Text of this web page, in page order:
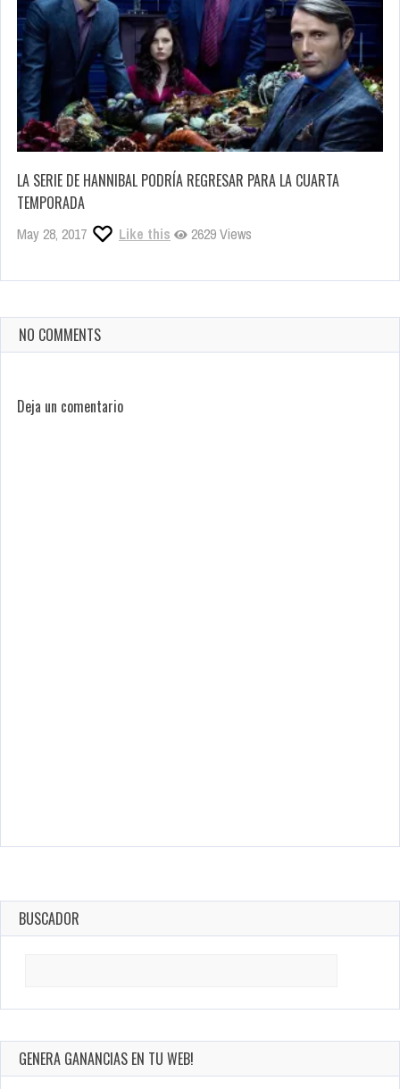
LA SERIE DE HANNIBAL PODRÍA REGRESAR PARA LA CUARTA
TEMPORADA
May 28, 2017 Like this 2629 Views
NO COMMENTS
Deja un comentario
BUSCADOR
GENERA GANANCIAS EN TU WEB!